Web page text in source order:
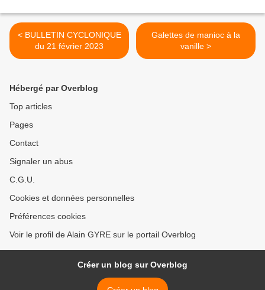
< BULLETIN CYCLONIQUE
du 21 février 2023
Galettes de manioc à la
vanille >
Hébergé par Overblog
Top articles
Pages
Contact
Signaler un abus
C.G.U.
Cookies et données personnelles
Préférences cookies
Voir le profil de Alain GYRE sur le portail Overblog
Créer un blog sur Overblog